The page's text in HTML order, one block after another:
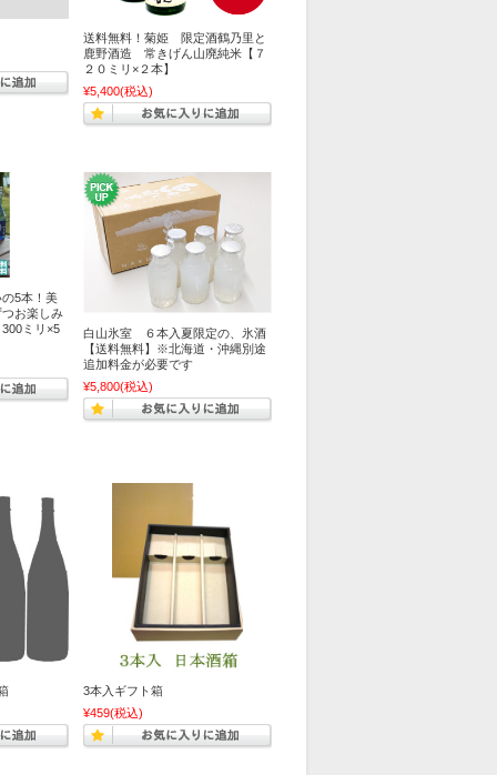
送料無料！菊姫 限定酒鶴乃里と
鹿野酒造 常きげん山廃純米【７
２０ミリ×２本】
¥5,400(税込)
5本！美
お楽しみ
ミリ×5
白山氷室 ６本入夏限定の、氷酒
【送料無料】※北海道・沖縄別途
追加料金が必要です
¥5,800(税込)
3本入ギフト箱
¥459(税込)